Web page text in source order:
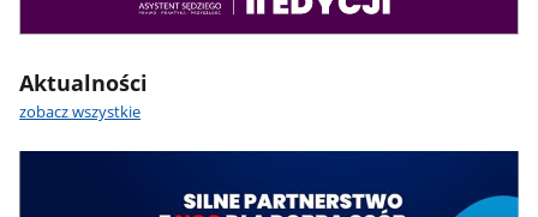
Aktualności
zobacz wszystkie